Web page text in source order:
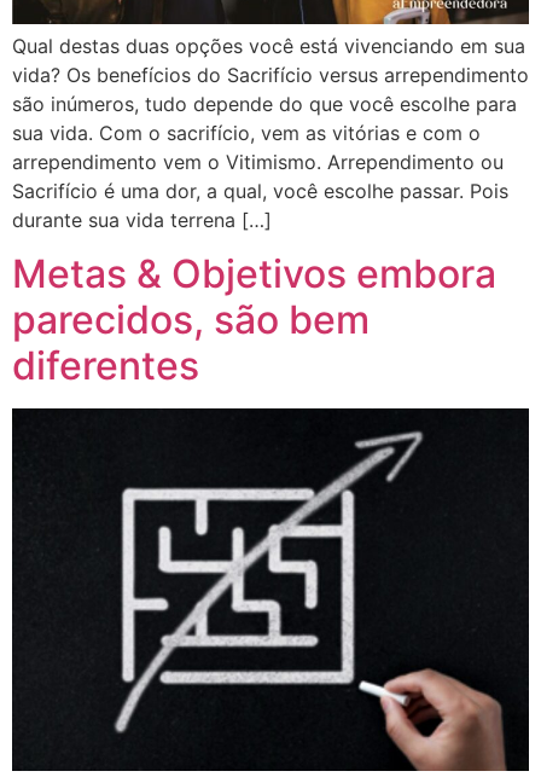
Qual destas duas opções você está vivenciando em sua
vida? Os benefícios do Sacrifício versus arrependimento
são inúmeros, tudo depende do que você escolhe para
sua vida. Com o sacrifício, vem as vitórias e com o
arrependimento vem o Vitimismo. Arrependimento ou
Sacrifício é uma dor, a qual, você escolhe passar. Pois
durante sua vida terrena […]
Metas & Objetivos embora
parecidos, são bem
diferentes